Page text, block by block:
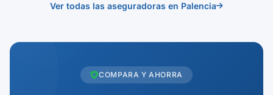
Ver todas las aseguradoras en Palencia
COMPARA Y AHORRA